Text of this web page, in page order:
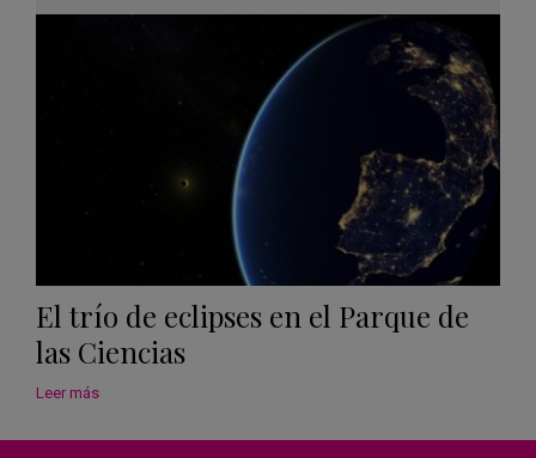
El trío de eclipses en el Parque de
las Ciencias
Leer más